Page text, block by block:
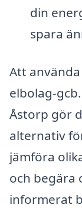
din
spara
Att
elbolag-
Åstorp gör
alternativ
jämföra
och begära
informerat